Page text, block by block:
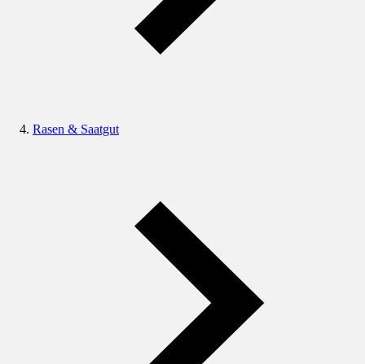
Rasen & Saatgut